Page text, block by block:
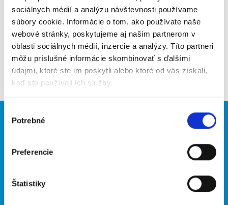
sociálnych médií a analýzu návštevnosti používame
súbory cookie. Informácie o tom, ako používate naše
webové stránky, poskytujeme aj našim partnerom v
oblasti sociálnych médií, inzercie a analýzy. Títo partneri
môžu príslušné informácie skombinovať s ďalšími
údajmi, ktoré ste im poskytli alebo ktoré od vás získali,
keď ste používali ich služby.
súhlasu
Potrebné
Preferencie
Štatistiky
Upozorniť na inzerát
Pridať do obľúbených
Späť
Brigádnici
Hľadané brigády
O portáli Naše ďalšie projekty